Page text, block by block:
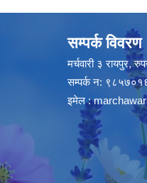
सम्पर्क विवरण
मर्चवारी ३ रायपुर,
सम्पर्क न:
इमेल :